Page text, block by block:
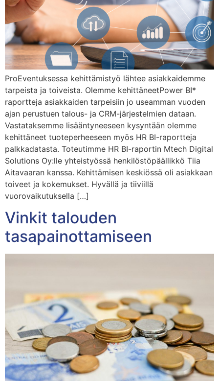
ProEventuksessa kehittämistyö lähtee asiakkaidemme
tarpeista ja toiveista. Olemme kehittäneetPower BI*
raportteja asiakkaiden tarpeisiin jo useamman vuoden
ajan perustuen talous- ja CRM-järjestelmien dataan.
Vastataksemme lisääntyneeseen kysyntään olemme
kehittäneet tuoteperheeseen myös HR BI-raportteja
palkkadatasta. Toteutimme HR BI-raportin Mtech Digital
Solutions Oy:lle yhteistyössä henkilöstöpäällikkö Tiia
Aitavaaran kanssa. Kehittämisen keskiössä oli asiakkaan
toiveet ja kokemukset. Hyvällä ja tiiviillä
vuorovaikutuksella […]
Vinkit talouden
tasapainottamiseen